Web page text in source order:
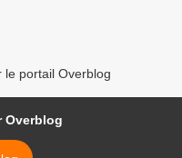
le portail Overblog
Overblog